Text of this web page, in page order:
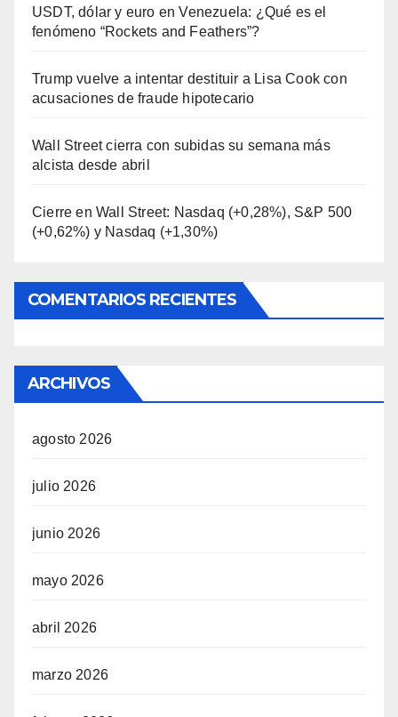
USDT, dólar y euro en Venezuela: ¿Qué es el
fenómeno “Rockets and Feathers”?
Trump vuelve a intentar destituir a Lisa Cook con
acusaciones de fraude hipotecario
Wall Street cierra con subidas su semana más
alcista desde abril
Cierre en Wall Street: Nasdaq (+0,28%), S&P 500
(+0,62%) y Nasdaq (+1,30%)
COMENTARIOS RECIENTES
ARCHIVOS
agosto 2026
julio 2026
junio 2026
mayo 2026
abril 2026
marzo 2026